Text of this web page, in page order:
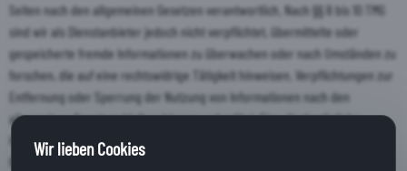
Seiten nach den allgemeinen Gesetzen verantwortlich. Nach §§ 8 bis 10 TMG
sind wir als Dienstanbieter jedoch nicht verpflichtet, übermittelte oder
gespeicherte fremde Informationen zu überwachen oder nach Umständen zu
forschen, die auf eine rechtswidrige Tätigkeit hinweisen. Verpflichtungen zur
Entfernung oder Sperrung der Nutzung von Informationen nach den
allgemeinen Gesetzen bleiben hiervon unberührt. Eine diesbezügliche
Haftung ist jedoch erst ab dem Zeitpunkt der Kenntnis einer konkreten
Rechtsverletzung möglich. Bei Bekanntwerden von entsprechenden
Wir lieben Cookies